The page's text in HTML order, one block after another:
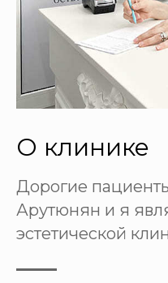
О клинике
Дорогие
Арутюнян и я
эстетической